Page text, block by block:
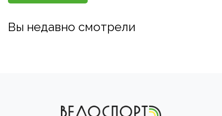
Вы недавно смотрели